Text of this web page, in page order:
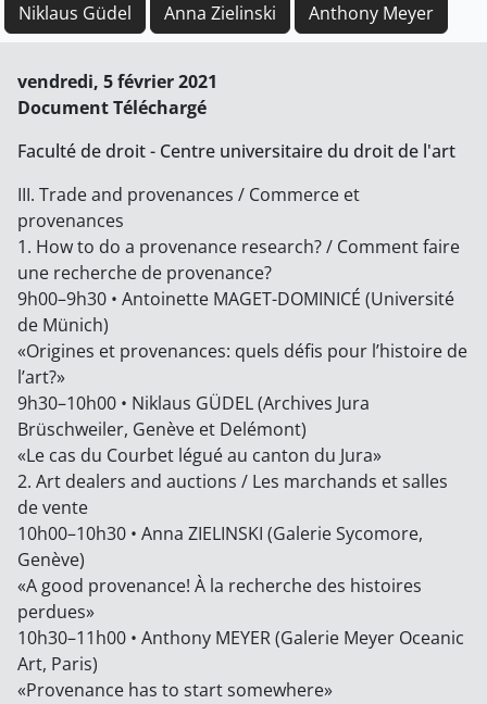
Niklaus Güdel Anna Zielinski Anthony Meyer
vendredi, 5 février 2021
Document Téléchargé
Faculté de droit - Centre universitaire du droit de l'art
III. Trade and provenances / Commerce et
provenances
1. How to do a provenance research? / Comment faire
une recherche de provenance?
9h00–9h30 • Antoinette MAGET-DOMINICÉ (Université
de Münich)
«Origines et provenances: quels défis pour l’histoire de
l’art?»
9h30–10h00 • Niklaus GÜDEL (Archives Jura
Brüschweiler, Genève et Delémont)
«Le cas du Courbet légué au canton du Jura»
2. Art dealers and auctions / Les marchands et salles
de vente
10h00–10h30 • Anna ZIELINSKI (Galerie Sycomore,
Genève)
«A good provenance! À la recherche des histoires
perdues»
10h30–11h00 • Anthony MEYER (Galerie Meyer Oceanic
Art, Paris)
«Provenance has to start somewhere»